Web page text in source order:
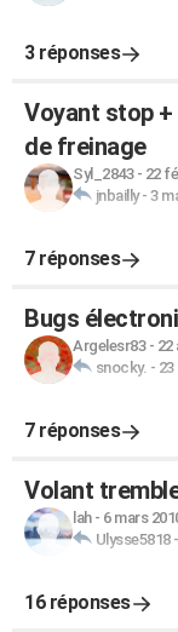
3 réponses
Voyant stop
de freinage
Syl_2843- 22
jnbailly- 3
7 réponses
Bugs
Argelesr83- 22
snocky. -
7 réponses
Volant
lah- 6 mars
Ulysse5818-
16 réponses